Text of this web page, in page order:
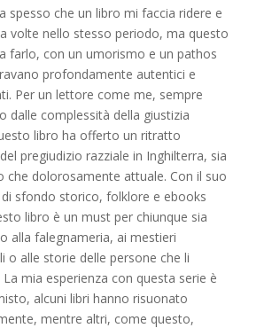
spesso che un libro mi faccia ridere e
volte nello stesso periodo, ma questo
farlo, con un umorismo e un pathos
profondamente autentici e
Per un lettore come me, sempre
dalle complessità della giustizia
libro ha offerto un ritratto
pregiudizio razziale in Inghilterra, sia
che dolorosamente attuale. Con il suo
sfondo storico, folklore e ebooks
libro è un must per chiunque sia
alla falegnameria, ai mestieri
o alle storie delle persone che li
mia esperienza con questa serie è
alcuni libri hanno risuonato
mentre altri, come questo,